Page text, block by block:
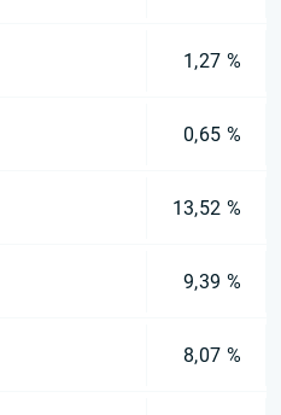
1,27 %
0,65 %
13,52 %
9,39 %
8,07 %